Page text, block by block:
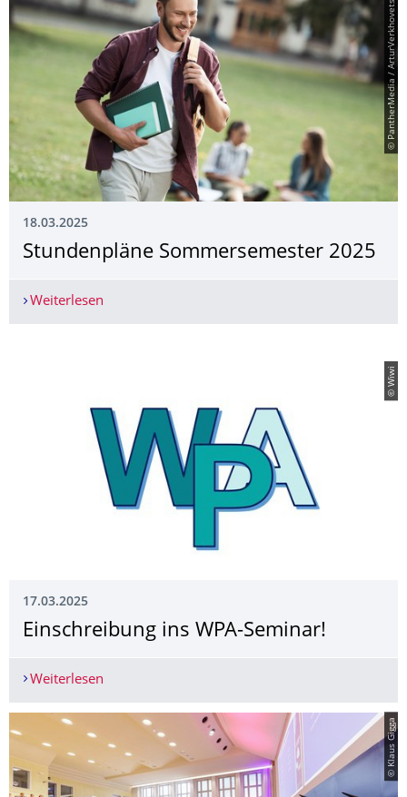
© PantherMedia / ArturVerkhovetskiy
18.03.2025
Stundenpläne Sommersemester 2025
Weiterlesen
© Wiwi
17.03.2025
Einschreibung ins WPA-Seminar!
Weiterlesen
© Klaus Gigga